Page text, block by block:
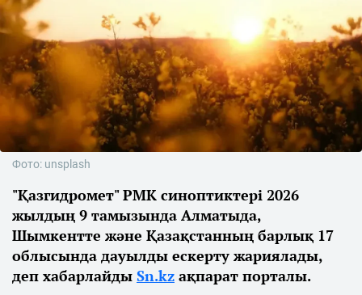
Фото: unsplash
"Қазгидромет" РМК синоптиктері 2026
жылдың 9 тамызында Алматыда,
Шымкентте және Қазақстанның барлық 17
облысында дауылды ескерту жариялады,
деп хабарлайды Sn.kz ақпарат порталы.